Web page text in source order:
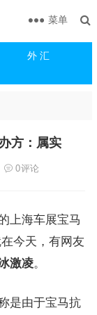
外 汇
菜单
方：属实
0评论
上海车展宝马
今天，有网友
激凌。
是由于宝马抗